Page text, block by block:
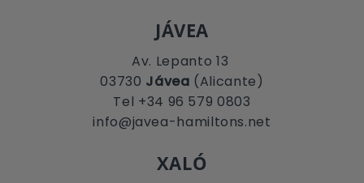
JÁVEA
Av. Lepanto 13
03730 Jávea (Alicante)
Tel +34 96 579 0803
info@javea-hamiltons.net
XALÓ